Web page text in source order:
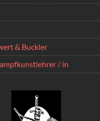
& Buckler
/ in